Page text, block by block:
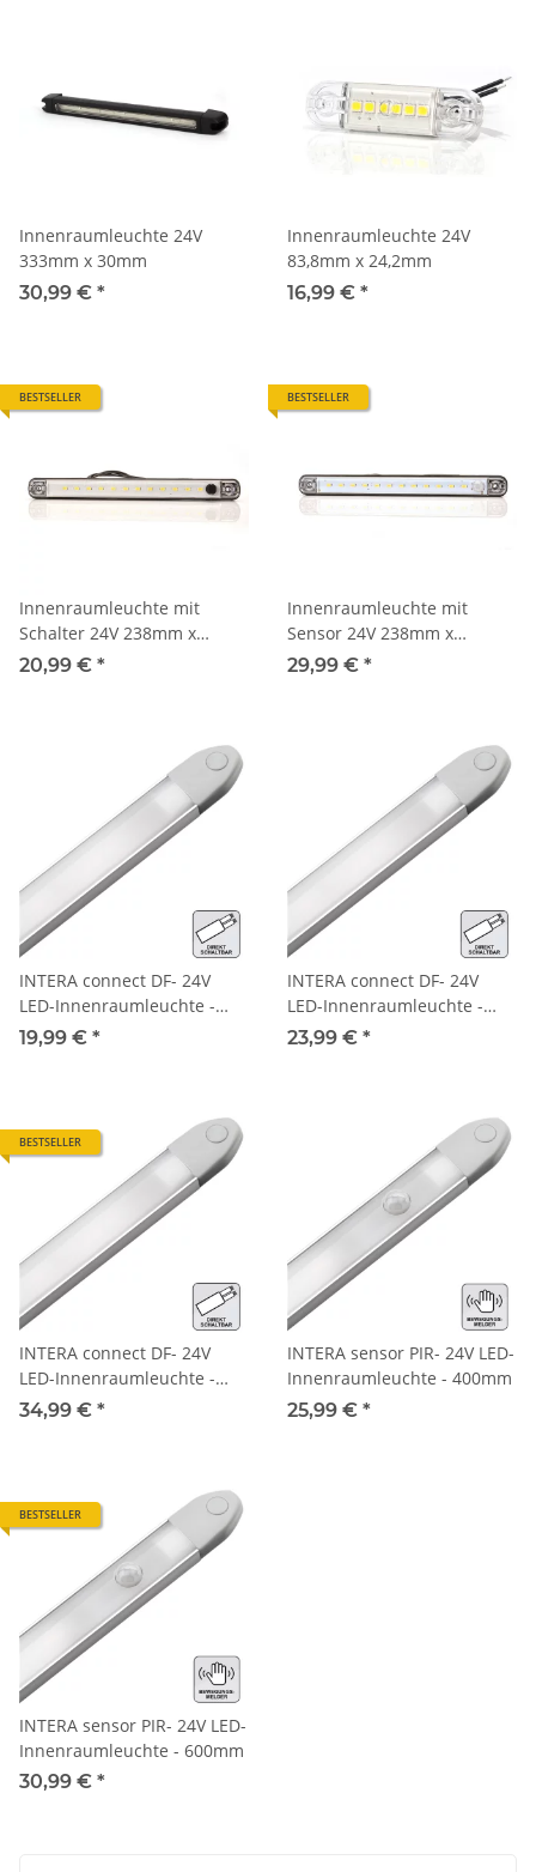
Innenraumleuchte 24V
333mm x 30mm
30,99 € *
Innenraumleuchte 24V
83,8mm x 24,2mm
16,99 € *
BESTSELLER
Innenraumleuchte mit
Schalter 24V 238mm x
20,6mm
20,99 € *
BESTSELLER
Innenraumleuchte mit
Sensor 24V 238mm x
20,6mm
29,99 € *
INTERA connect DF- 24V
LED-Innenraumleuchte -
400mm
19,99 € *
INTERA connect DF- 24V
LED-Innenraumleuchte -
600mm
23,99 € *
BESTSELLER
INTERA connect DF- 24V
LED-Innenraumleuchte -
900mm
34,99 € *
INTERA sensor PIR- 24V LED-
Innenraumleuchte - 400mm
25,99 € *
BESTSELLER
INTERA sensor PIR- 24V LED-
Innenraumleuchte - 600mm
30,99 € *